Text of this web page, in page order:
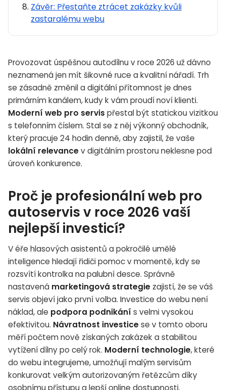
Závěr: Přestaňte ztrácet zakázky kvůli
zastaralému webu
Provozovat úspěšnou autodílnu v roce 2026 už dávno
neznamená jen mít šikovné ruce a kvalitní nářadí. Trh
se zásadně změnil a digitální přítomnost je dnes
primárním kanálem, kudy k vám proudí noví klienti.
Moderní web pro servis přestal být statickou vizitkou
s telefonním číslem. Stal se z něj výkonný obchodník,
který pracuje 24 hodin denně, aby zajistil, že vaše
lokální relevancev digitálním prostoru neklesne pod
úroveň konkurence.
Proč je profesionální web pro
autoservis v roce 2026 vaší
nejlepší investicí?
V éře hlasových asistentů a pokročilé umělé
inteligence hledají řidiči pomoc v momentě, kdy se
rozsvítí kontrolka na palubní desce. Správně
nastavená marketingová strategie zajistí, že se váš
servis objeví jako první volba. Investice do webu není
náklad, ale podpora podnikání s velmi vysokou
efektivitou. Návratnost investicese v tomto oboru
měří počtem nově získaných zakázek a stabilitou
vytížení dílny po celý rok. Moderní technologie, které
do webu integrujeme, umožňují malým servisům
konkurovat velkým autorizovaným řetězcům díky
osobnímu přístupu a lepší online dostupnosti.